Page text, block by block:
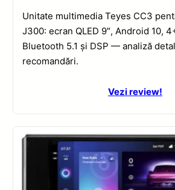
Unitate multimedia Teyes CC3
J300: ecran QLED 9″, Android 10,
Bluetooth 5.1 și DSP — analiză
recomandări.
Vezi review!